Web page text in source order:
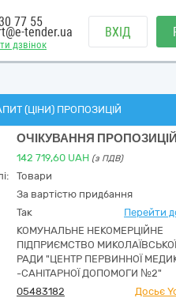
дзвінок
77 55
tender.ua ВХІД
(ЦІНИ) ПРОПОЗИЦІЙ
ОЧІКУВАННЯ ПРОПОЗИЦІЙ
142 719,60 UAH (з ПДВ)
Товари
За вартістю придбання
Так Перейти
КОМУНАЛЬНЕ НЕКОМЕРЦІЙНЕ
ПІДПРИЄМСТВО МИКОЛАЇВСЬКОЇ
РАДИ "ЦЕНТР ПЕРВИННОЇ
-САНІТАРНОЇ ДОПОМОГИ №2"
05483182
Досьє